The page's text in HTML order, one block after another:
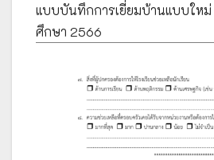
แบบบันทึกการเยี่ยมบ้านแบบใหม่
ศึกษา 2566